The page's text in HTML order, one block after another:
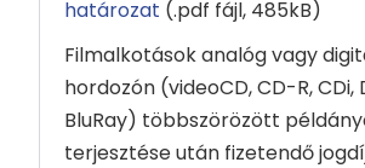
határozat (.pdf fájl, 485kB)
Filmalkotások analóg vagy
hordozón (videoCD, CD-R, CDi,
BluRay) többszörözött
terjesztése után fizetendő